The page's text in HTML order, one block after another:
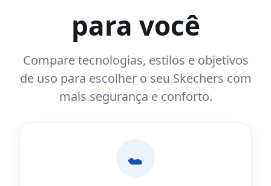
para você
Compare tecnologias, estilos e objetivos
de uso para escolher o seu Skechers com
mais segurança e conforto.